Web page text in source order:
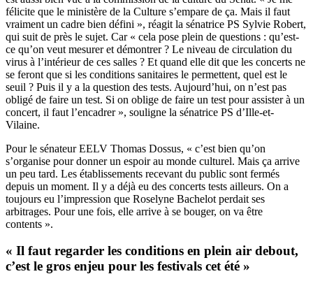
félicite que le ministère de la Culture s’empare de ça. Mais il faut
vraiment un cadre bien défini », réagit la sénatrice PS Sylvie Robert,
qui suit de près le sujet. Car « cela pose plein de questions : qu’est-
ce qu’on veut mesurer et démontrer ? Le niveau de circulation du
virus à l’intérieur de ces salles ? Et quand elle dit que les concerts ne
se feront que si les conditions sanitaires le permettent, quel est le
seuil ? Puis il y a la question des tests. Aujourd’hui, on n’est pas
obligé de faire un test. Si on oblige de faire un test pour assister à un
concert, il faut l’encadrer », souligne la sénatrice PS d’Ille-et-
Vilaine.
Pour le sénateur EELV Thomas Dossus, « c’est bien qu’on
s’organise pour donner un espoir au monde culturel. Mais ça arrive
un peu tard. Les établissements recevant du public sont fermés
depuis un moment. Il y a déjà eu des concerts tests ailleurs. On a
toujours eu l’impression que Roselyne Bachelot perdait ses
arbitrages. Pour une fois, elle arrive à se bouger, on va être
contents ».
« Il faut regarder les conditions en plein air debout,
c’est le gros enjeu pour les festivals cet été »